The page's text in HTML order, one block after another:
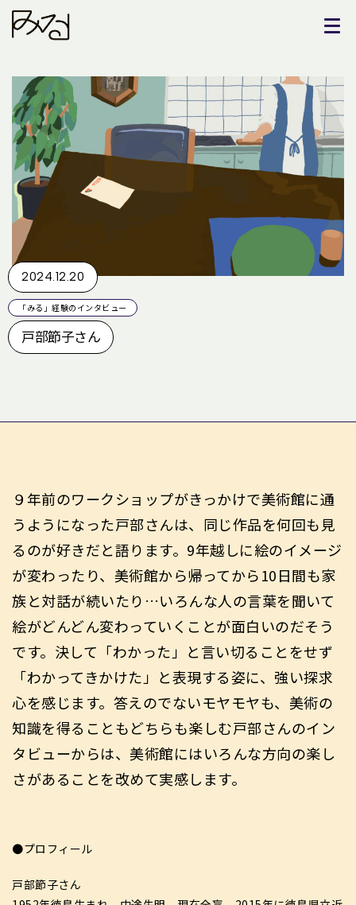
2024.12.20
「みる」経験のインタビュー
戸部節子さん
９年前のワークショップがきっかけで美術館に通
うようになった戸部さんは、同じ作品を何回も見
るのが好きだと語ります。9年越しに絵のイメージ
が変わったり、美術館から帰ってから10日間も家
族と対話が続いたり…いろんな人の言葉を聞いて
絵がどんどん変わっていくことが面白いのだそう
です。決して「わかった」と言い切ることをせず
「わかってきかけた」と表現する姿に、強い探求
心を感じます。答えのでないモヤモヤも、美術の
知識を得ることもどちらも楽しむ戸部さんのイン
タビューからは、美術館にはいろんな方向の楽し
さがあることを改めて実感します。
●プロフィール
戸部節子さん